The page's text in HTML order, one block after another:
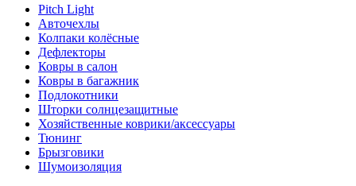
Pitch Light
Авточехлы
Колпаки колёсные
Дефлекторы
Ковры в салон
Ковры в багажник
Подлокотники
Шторки солнцезащитные
Хозяйственные коврики/аксессуары
Тюнинг
Брызговики
Шумоизоляция